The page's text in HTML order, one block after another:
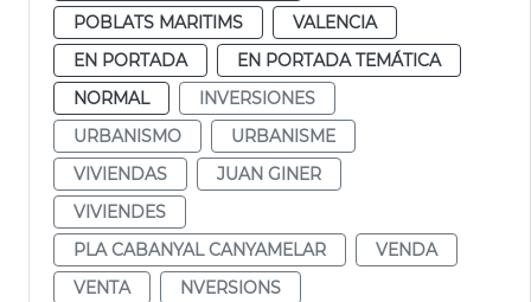
POBLATS MARITIMS
VALENCIA
EN PORTADA
EN PORTADA TEMÁTICA
NORMAL
INVERSIONES
URBANISMO
URBANISME
VIVIENDAS
JUAN GINER
VIVIENDES
PLA CABANYAL CANYAMELAR
VENDA
VENTA
NVERSIONS